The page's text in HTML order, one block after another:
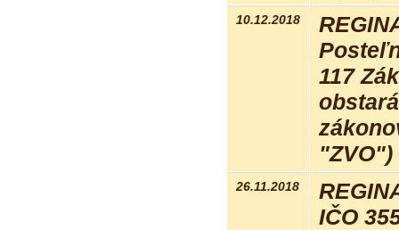
10.12.2018
117
26.11.2018
IČO